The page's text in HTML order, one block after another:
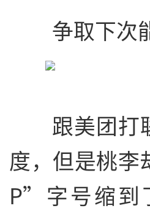
争取下次
跟美团打
度，但是桃
P”字号缩到